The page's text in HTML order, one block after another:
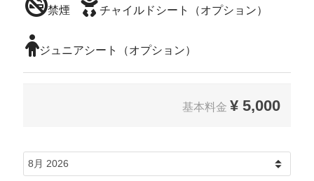
禁煙 チャイルドシート（オプション）
ジュニアシート（オプション）
基本料金 ¥ 5,000